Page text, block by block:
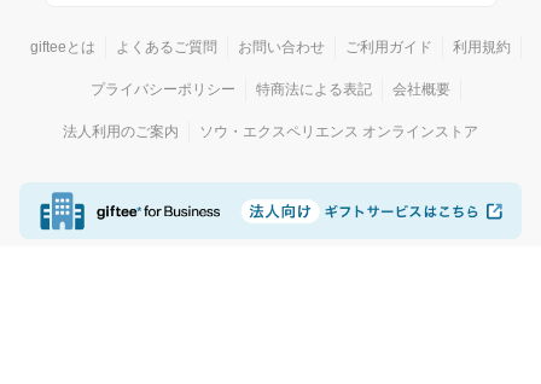
gifteeとは よくあるご質問 お問い合わせ ご利用ガイド 利用規約
プライバシーポリシー 特商法による表記 会社概要
法人利用のご案内 ソウ・エクスペリエンス オンラインストア